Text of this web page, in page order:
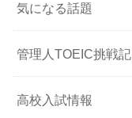
気になる話題
管理人TOEIC挑戦記
高校入試情報